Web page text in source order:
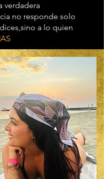
verdadera
no responde solo
a lo quien